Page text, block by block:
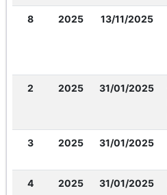
8 2025 13/11/2025
2 2025 31/01/2025
3 2025 31/01/2025
4 2025 31/01/2025